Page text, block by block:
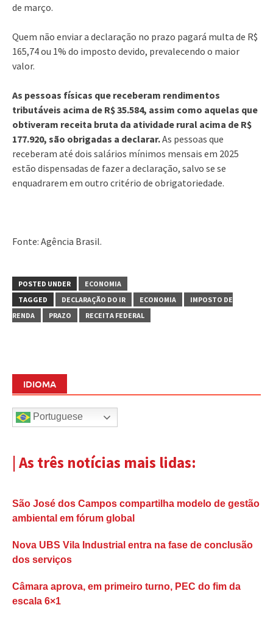
de março.
Quem não enviar a declaração no prazo pagará multa de R$
165,74 ou 1% do imposto devido, prevalecendo o maior
valor.
As pessoas físicas que receberam rendimentos
tributáveis acima de R$ 35.584, assim como aquelas que
obtiveram receita bruta da atividade rural acima de R$
177.920, são obrigadas a declarar.As pessoas que
receberam até dois salários mínimos mensais em 2025
estão dispensadas de fazer a declaração, salvo se se
enquadrarem em outro critério de obrigatoriedade.
Fonte: Agência Brasil.
POSTED UNDER
ECONOMIA
TAGGED
DECLARAÇÃO DO IR ECONOMIA
IMPOSTO DE
RENDA
PRAZO RECEITA FEDERAL
IDIOMA
Portuguese
| As três notícias mais lidas:
São José dos Campos compartilha modelo de gestão
ambiental em fórum global
Nova UBS Vila Industrial entra na fase de conclusão
dos serviços
Câmara aprova, em primeiro turno, PEC do fim da
escala 6×1